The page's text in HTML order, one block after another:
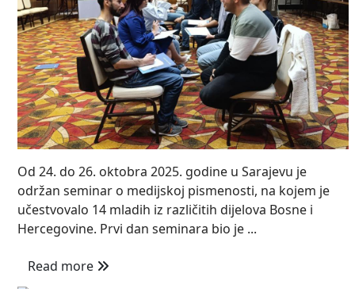
Od 24. do 26. oktobra 2025. godine u Sarajevu je
održan seminar o medijskoj pismenosti, na kojem je
učestvovalo 14 mladih iz različitih dijelova Bosne i
Hercegovine. Prvi dan seminara bio je ...
Read more